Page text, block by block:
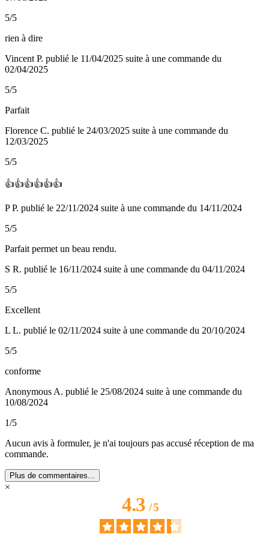
5/5
rien à dire
Vincent P. publié le 11/04/2025 suite à une commande du
02/04/2025
5/5
Parfait
Florence C. publié le 24/03/2025 suite à une commande du
12/03/2025
5/5
👍👍👍👍👍👍
P P. publié le 22/11/2024 suite à une commande du 14/11/2024
5/5
Parfait permet un beau rendu.
S R. publié le 16/11/2024 suite à une commande du 04/11/2024
5/5
Excellent
L L. publié le 02/11/2024 suite à une commande du 20/10/2024
5/5
conforme
Anonymous A. publié le 25/08/2024 suite à une commande du
10/08/2024
1/5
Aucun avis à formuler, je n'ai toujours pas accusé réception de ma
commande.
Plus de commentaires...
×
4.3/5